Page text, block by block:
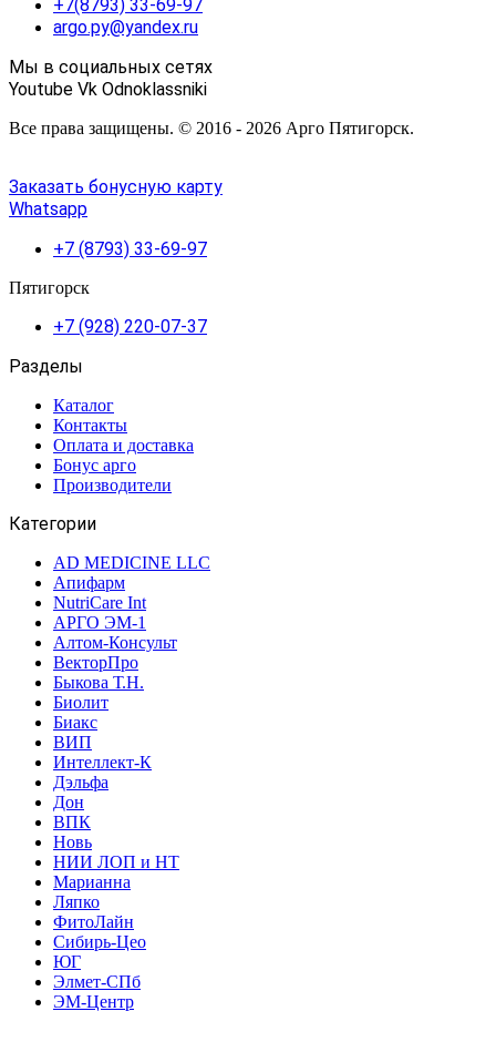
+7(8793) 33-69-97
argo.py@yandex.ru
Мы в социальных сетях
Youtube Vk Odnoklassniki
Все права защищены. © 2016 - 2026 Арго Пятигорск.
Заказать бонусную карту
Whatsapp
+7 (8793) 33-69-97
Пятигорск
+7 (928) 220-07-37
Разделы
Каталог
Контакты
Оплата и доставка
Бонус арго
Производители
Категории
AD MEDICINE LLC
Апифарм
NutriCare Int
АРГО ЭМ-1
Алтом-Консульт
ВекторПро
Быкова Т.Н.
Биолит
Биакс
ВИП
Интеллект-К
Дэльфа
Дон
ВПК
Новь
НИИ ЛОП и НТ
Марианна
Ляпко
ФитоЛайн
Сибирь-Цео
ЮГ
Элмет-СПб
ЭМ-Центр